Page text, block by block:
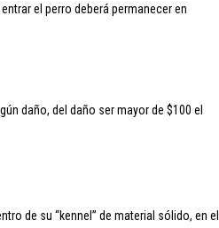
el perro deberá permanecer en
daño, del daño ser mayor de $100 el
de su “kennel” de material sólido, en el